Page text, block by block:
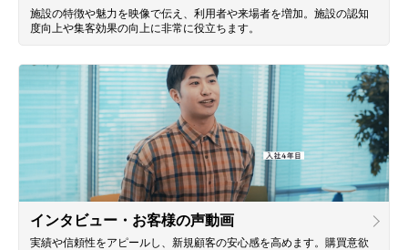
施設の特徴や魅力を映像で伝え、利用者や来場者を増加。施設の認知
度向上や集客効果の向上に非常に役立ちます。
インタビュー・お客様の声動画
実績や信頼性をアピールし、新規顧客の安心感を高めます。購買意欲